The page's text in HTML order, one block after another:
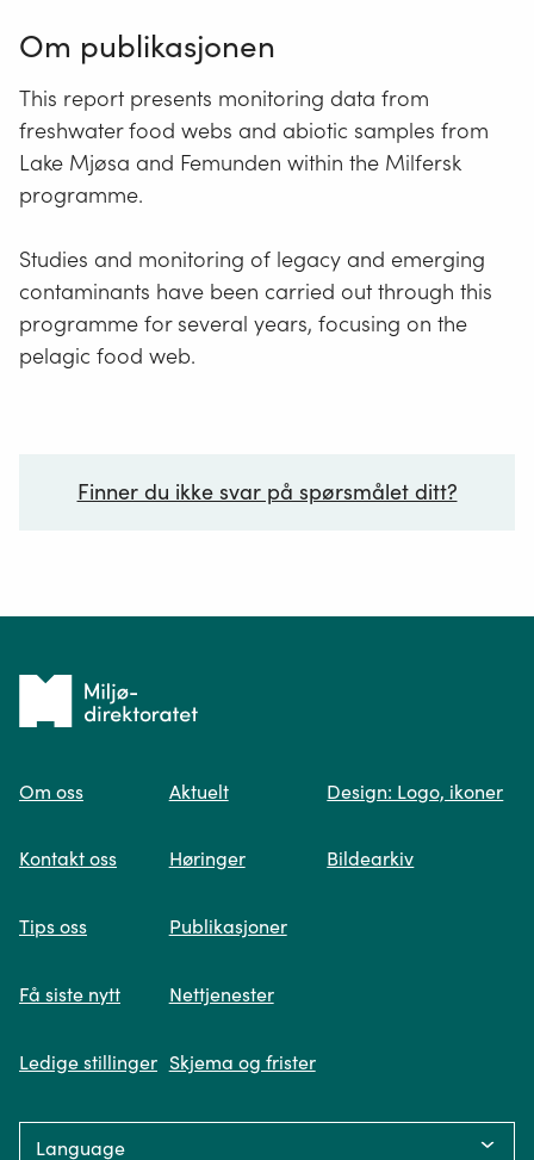
Om publikasjonen
This report presents monitoring data from
freshwater food webs and abiotic samples from
Lake Mjøsa and Femunden within the Milfersk
programme.
Studies and monitoring of legacy and emerging
contaminants have been carried out through this
programme for several years, focusing on the
pelagic food web.
Finner du ikke svar på spørsmålet ditt?
Spør oss
søk og viser deg vår mest relevante
Tilbake
forsiden
Om oss
Kontakt oss
Tips oss
Få siste nytt
Ledige stillinger
Aktuelt
Høringer
Publikasjoner
Nettjenester
Skjema og frister
Design: Logo, ikoner
Bildearkiv